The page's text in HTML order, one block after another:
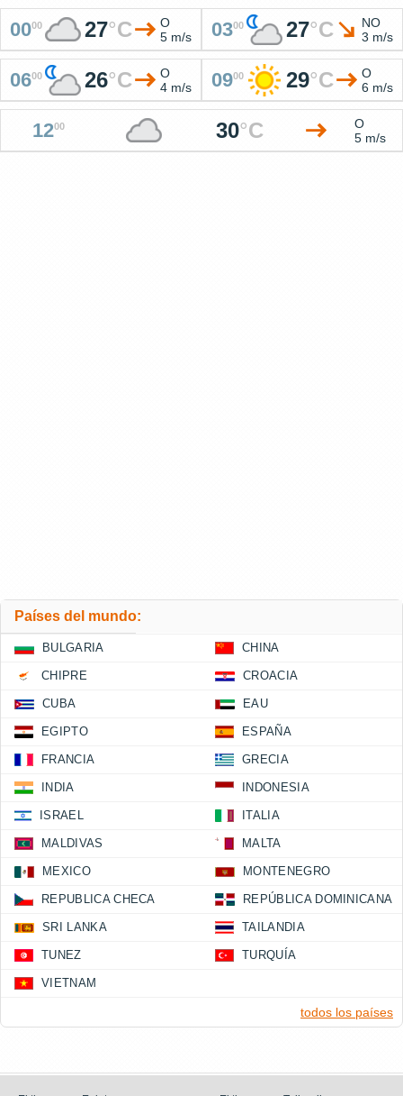
0000 27°C
O
5 m/s
0300 27°C
NO
3 m/s
0600 26°C
O
4 m/s
0900 29°C
O
6 m/s
1200 30°C
O
5 m/s
Países del mundo:
BULGARIA CHINA
CHIPRE CROACIA
CUBA EAU
EGIPTO ESPAÑA
FRANCIA GRECIA
INDIA INDONESIA
ISRAEL ITALIA
MALDIVAS MALTA
MEXICO MONTENEGRO
REPUBLICA CHECA REPÚBLICA DOMINICANA
SRI LANKA TAILANDIA
TUNEZ TURQUÍA
VIETNAM
todos los países